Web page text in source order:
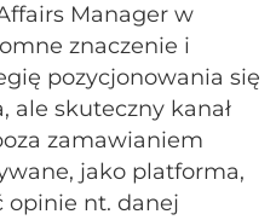
Manager w
znaczenie i
pozycjonowania się
ale skuteczny kanał
zamawianiem
jako platforma,
opinie nt. danej